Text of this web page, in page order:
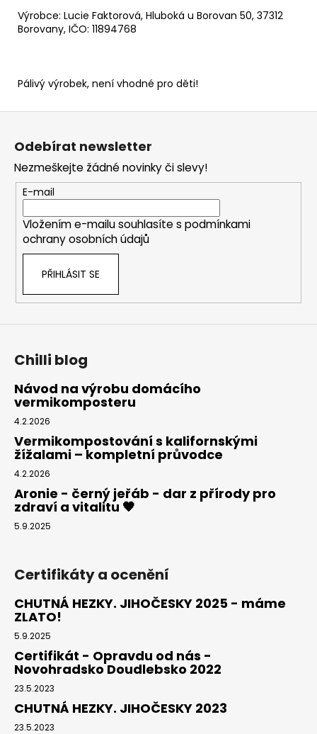
Výrobce: Lucie Faktorová, Hluboká u Borovan 50, 37312
Borovany, IČO: 11894768
Pálivý výrobek, není vhodné pro děti!
Z
Odebírat newsletter
Nezmeškejte žádné novinky či slevy!
E-mail
Vložením e-mailu souhlasíte s podmínkami
ochrany osobních údajů
PŘIHLÁSIT SE
Chilli blog
Návod na výrobu domácího
vermikomposteru
4.2.2026
Vermikompostování s kalifornskými
žížalami – kompletní průvodce
4.2.2026
Aronie - černý jeřáb - dar z přírody pro
zdraví a vitalitu 🖤
5.9.2025
Certifikáty a ocenění
CHUTNÁ HEZKY. JIHOČESKY 2025 - máme
ZLATO!
5.9.2025
Certifikát - Opravdu od nás -
Novohradsko Doudlebsko 2022
23.5.2023
CHUTNÁ HEZKY. JIHOČESKY 2023
23.5.2023